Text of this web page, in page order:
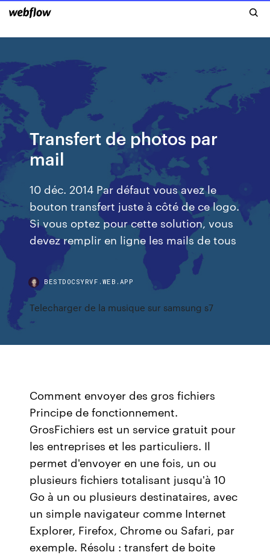
Transfert de photos par
mail
10 déc. 2014 Par défaut vous avez le
bouton transfert juste à côté de ce logo.
Si vous optez pour cette solution, vous
devez remplir en ligne les mails de tous
BESTDOCSYRVF.WEB.APP
Telecharger de la musique sur samsung s7
Comment envoyer des gros fichiers
Principe de fonctionnement.
GrosFichiers est un service gratuit pour
les entreprises et les particuliers. Il
permet d'envoyer en une fois, un ou
plusieurs fichiers totalisant jusqu'à 10
Go à un ou plusieurs destinataires, avec
un simple navigateur comme Internet
Explorer, Firefox, Chrome ou Safari, par
exemple. Résolu : transfert de boite